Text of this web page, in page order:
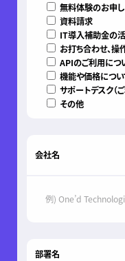
無料体験のお申
資料請求
IT導入補助金の
お打ち合わせ、操
APIのご利用につ
機能や価格につい
サポートデスク（
その他
会社名
部署名